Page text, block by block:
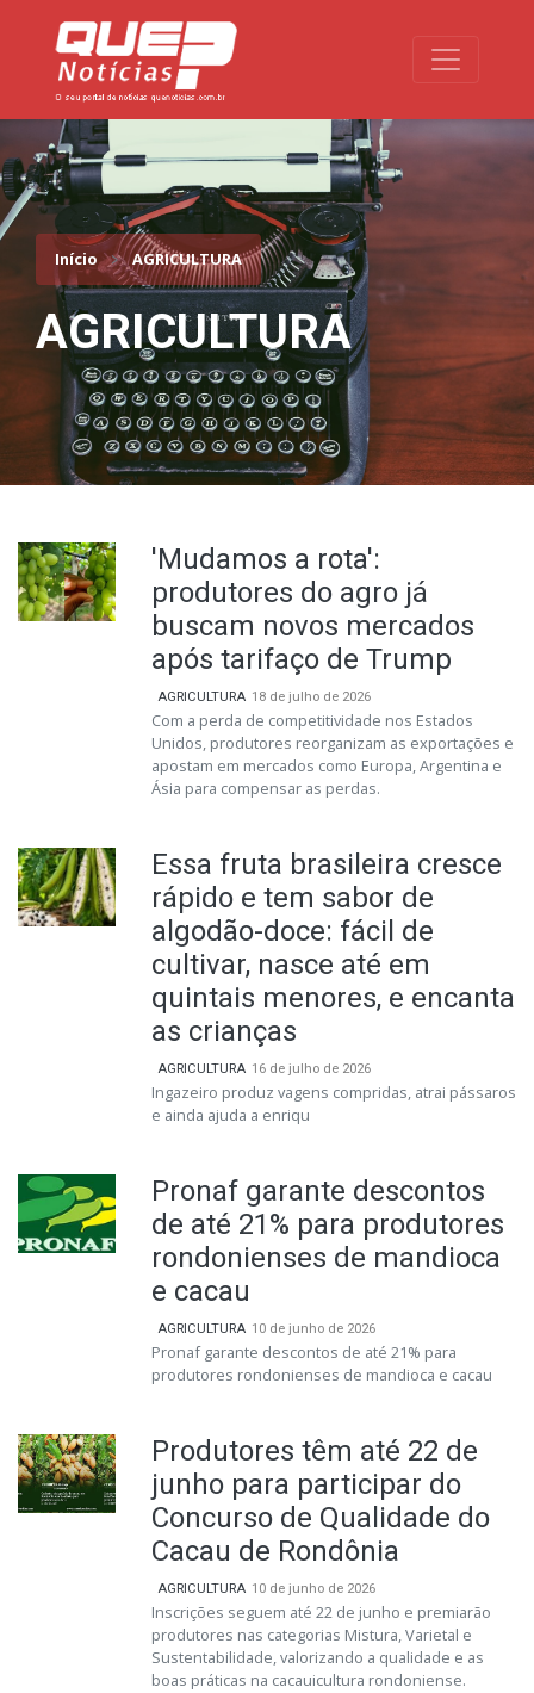
Toggle
Início AGRICULTURA
AGRICULTURA
'Mudamos a rota':
produtores do agro já
buscam novos mercados
após tarifaço de Trump
AGRICULTURA 18 de julho de 2026
Com a perda de competitividade nos Estados
Unidos, produtores reorganizam as exportações e
apostam em mercados como Europa, Argentina e
Ásia para compensar as perdas.
Essa fruta brasileira cresce
rápido e tem sabor de
algodão-doce: fácil de
cultivar, nasce até em
quintais menores, e encanta
as crianças
AGRICULTURA 16 de julho de 2026
Ingazeiro produz vagens compridas, atrai pássaros
e ainda ajuda a enriqu
Pronaf garante descontos
de até 21% para produtores
rondonienses de mandioca
e cacau
AGRICULTURA 10 de junho de 2026
Pronaf garante descontos de até 21% para
produtores rondonienses de mandioca e cacau
Produtores têm até 22 de
junho para participar do
Concurso de Qualidade do
Cacau de Rondônia
AGRICULTURA 10 de junho de 2026
Inscrições seguem até 22 de junho e premiarão
produtores nas categorias Mistura, Varietal e
Sustentabilidade, valorizando a qualidade e as
boas práticas na cacauicultura rondoniense.